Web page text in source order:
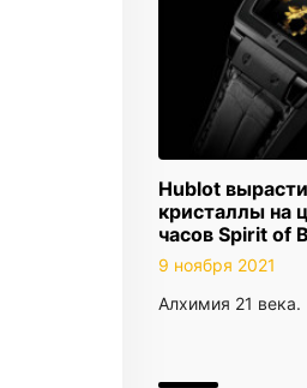
Hublot
кристаллы на
часов Spirit of
9 ноября 2021
Алхимия 21 века.